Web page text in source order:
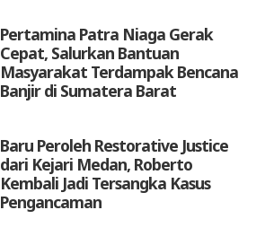
Pertamina Patra Niaga Gerak
Cepat, Salurkan Bantuan
Masyarakat Terdampak Bencana
Banjir di Sumatera Barat
Baru Peroleh Restorative Justice
dari Kejari Medan, Roberto
Kembali Jadi Tersangka Kasus
Pengancaman